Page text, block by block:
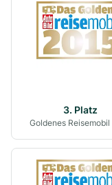
3. Platz
Goldenes Reisemobil